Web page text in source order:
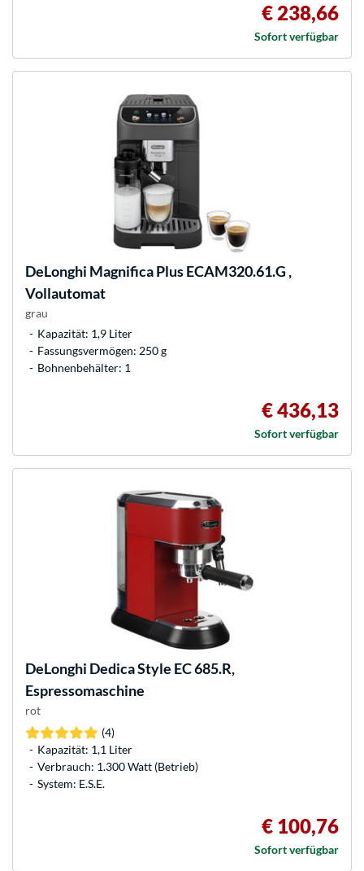
€ 238,66
Sofort verfügbar
DeLonghi Magnifica Plus ECAM320.61.G ,
Vollautomat
grau
Kapazität: 1,9 Liter
Fassungsvermögen: 250 g
Bohnenbehälter: 1
€ 436,13
Sofort verfügbar
DeLonghi Dedica Style EC 685.R,
Espressomaschine
rot
(4)
Kapazität: 1,1 Liter
Verbrauch: 1.300 Watt (Betrieb)
System: E.S.E.
€ 100,76
Sofort verfügbar